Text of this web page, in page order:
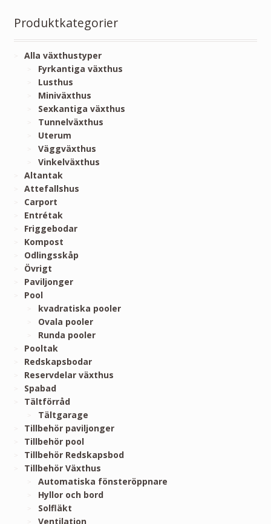
Produktkategorier
Alla växthustyper
Fyrkantiga växthus
Lusthus
Miniväxthus
Sexkantiga växthus
Tunnelväxthus
Uterum
Väggväxthus
Vinkelväxthus
Altantak
Attefallshus
Carport
Entrétak
Friggebodar
Kompost
Odlingsskåp
Övrigt
Paviljonger
Pool
kvadratiska pooler
Ovala pooler
Runda pooler
Pooltak
Redskapsbodar
Reservdelar växthus
Spabad
Tältförråd
Tältgarage
Tillbehör paviljonger
Tillbehör pool
Tillbehör Redskapsbod
Tillbehör Växthus
Automatiska fönsteröppnare
Hyllor och bord
Solfläkt
Ventilation